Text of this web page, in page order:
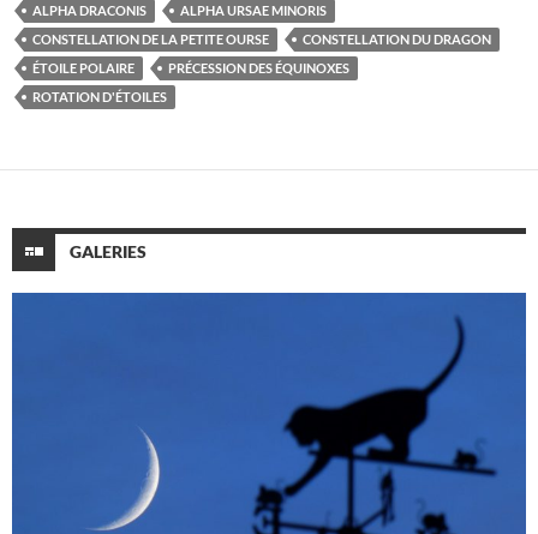
ALPHA DRACONIS
ALPHA URSAE MINORIS
CONSTELLATION DE LA PETITE OURSE
CONSTELLATION DU DRAGON
ÉTOILE POLAIRE
PRÉCESSION DES ÉQUINOXES
ROTATION D'ÉTOILES
GALERIES